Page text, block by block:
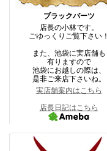
ブラックバーツ
店長の小林です。
ごゆっくりご覧下さい！
また、池袋に実店舗も
有りますので
池袋にお越しの際は、
是非ご来店下さいね。
実店舗案内はこちら
店長日記はこちら